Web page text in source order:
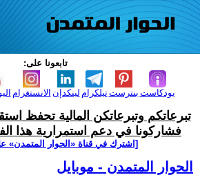
تابعونا على:
الانستغرام لينكدإن تيلكرامبنترست بودكاست
تبرعاتكم وتبرعاتكن المالية تحفظ
فشاركونا في دعم استمرارية هذا
[اشترك في قناة ‫«الحوار المتمدن»
الحوار المتمدن - موبايل